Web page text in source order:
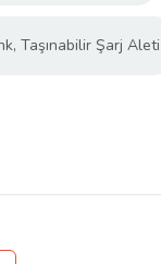
Taşınabilir Şarj Aleti